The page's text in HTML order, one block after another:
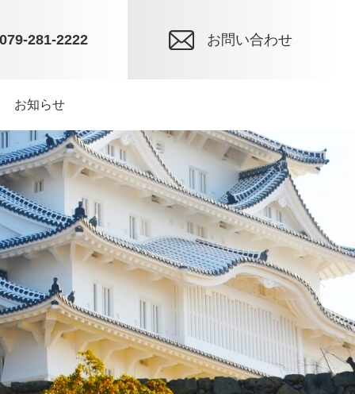
お知らせ
079-281-2222 お問い合わせ